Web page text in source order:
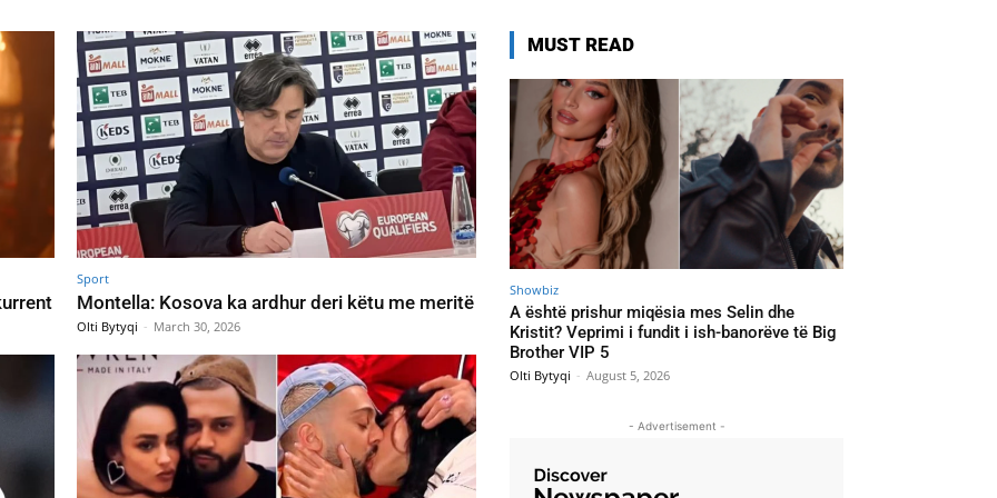
Sport
Montella: Kosova ka ardhur deri këtu me meritë
Olti Bytyqi - March 30, 2026
MUST READ
Showbiz
A është prishur miqësia mes Selin dhe
Kristit? Veprimi i fundit i ish-banorëve të Big
Brother VIP 5
Olti Bytyqi - August 5, 2026
- Advertisement -